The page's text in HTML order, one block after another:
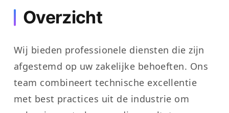
Overzicht
Wij bieden professionele diensten die zijn
afgestemd op uw zakelijke behoeften. Ons
team combineert technische excellentie
met best practices uit de industrie om